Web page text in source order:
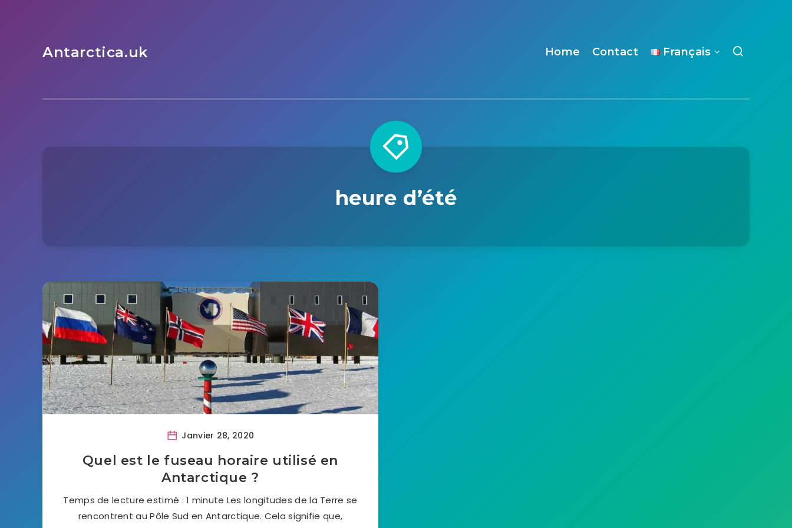
Antarctica.uk Home Contact Français
heure d’été
Janvier 28, 2020
Quel est le fuseau horaire utilisé en
Antarctique ?
Temps de lecture estimé : 1 minute Les longitudes de la Terre se
rencontrent au Pôle Sud en Antarctique. Cela signifie que,